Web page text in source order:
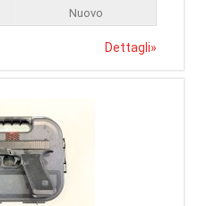
Nuovo
Dettagli»